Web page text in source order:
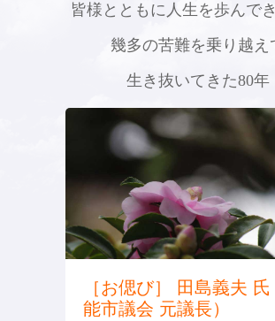
皆様とともに人生を歩んで
幾多の苦難を乗り越え
生き抜いてきた80年
［お偲び］ 田島義夫 氏
能市議会 元議長）